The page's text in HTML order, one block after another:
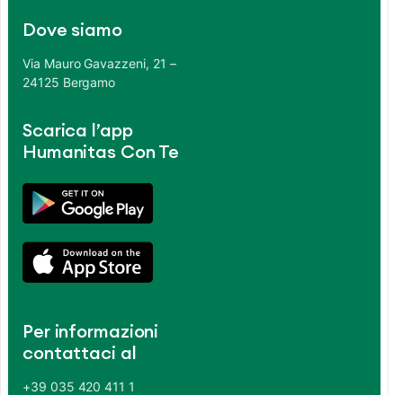
Dove siamo
Via Mauro Gavazzeni, 21 –
24125 Bergamo
Scarica l’app
Humanitas Con Te
Per informazioni
contattaci al
+39 035 420 411 1